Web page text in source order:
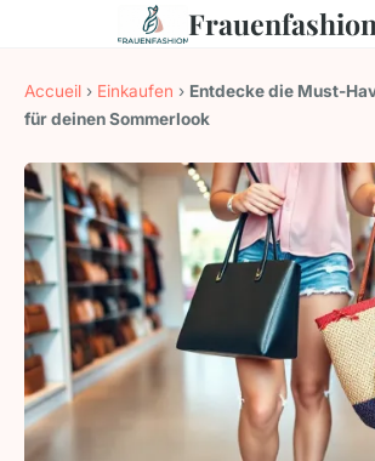
Frauenfashion
Accueil › Einkaufen › Entdecke die Must-
für deinen Sommerlook